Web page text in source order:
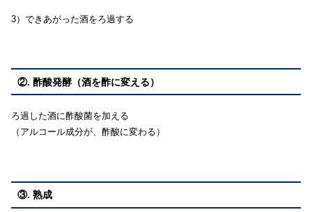
3）できあがった酒をろ過する
②. 酢酸発酵（酒を酢に変える）
ろ過した酒に酢酸菌を加える
（アルコール成分が、酢酸に変わる）
③. 熟成